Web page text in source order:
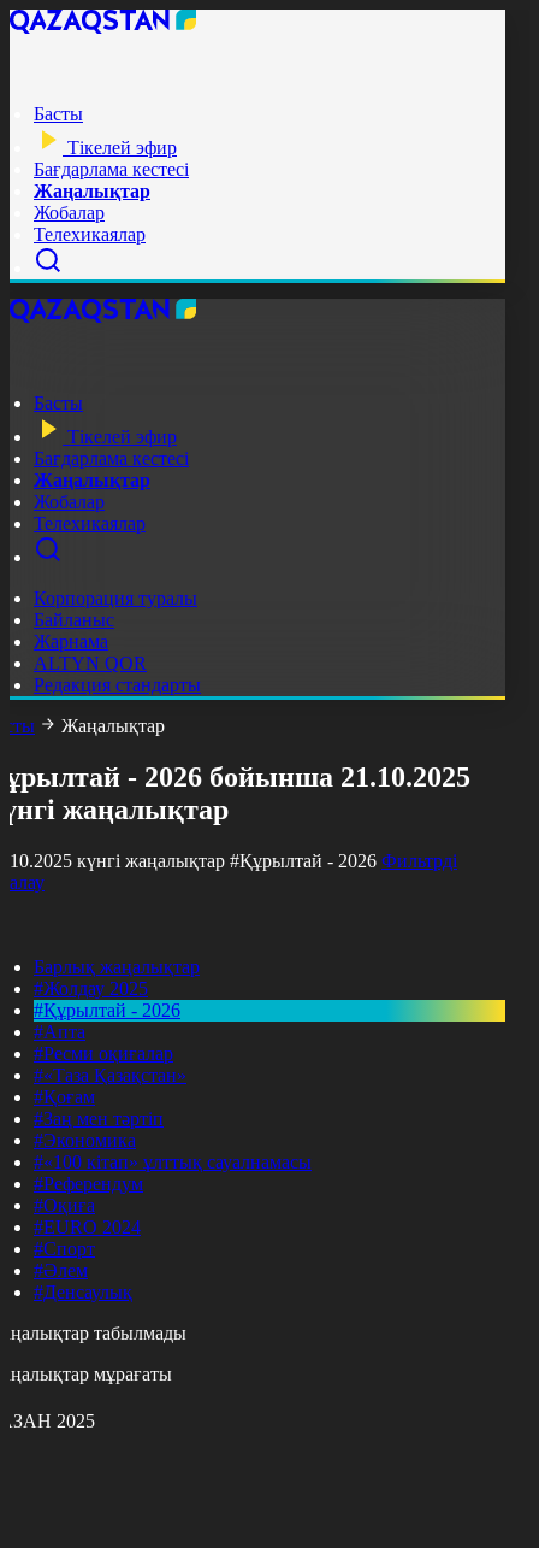
Басты
Тікелей эфир
Бағдарлама кестесі
Жаңалықтар
Жобалар
Телехикаялар
Басты
Тікелей эфир
Бағдарлама кестесі
Жаңалықтар
Жобалар
Телехикаялар
Корпорация туралы
Байланыс
Жарнама
ALTYN QOR
Редакция стандарты
Жаңалықтар
- 2026 бойынша 21.10.2025
жаңалықтар
күнгі жаңалықтар #Құрылтай - 2026 Фильтрді
Барлық жаңалықтар
#Жолдау 2025
#Құрылтай - 2026
#Апта
#Ресми оқиғалар
#«Таза Қазақстан»
#Қоғам
#Заң мен тәртіп
#Экономика
#«100 кітап» ұлттық сауалнамасы
#Референдум
#Оқиға
#EURO 2024
#Спорт
#Әлем
#Денсаулық
табылмады
мұрағаты
2025